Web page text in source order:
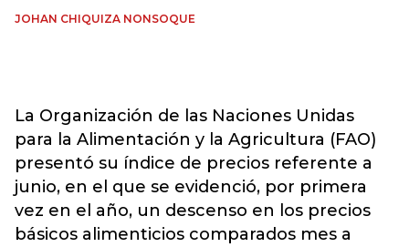
JOHAN CHIQUIZA NONSOQUE
La Organización de las Naciones Unidas
para la Alimentación y la Agricultura (FAO)
presentó su índice de precios referente a
junio, en el que se evidenció, por primera
vez en el año, un descenso en los precios
básicos alimenticios comparados mes a